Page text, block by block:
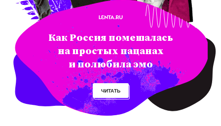
Как Россия помешалась
на простых пацанах
и полюбила эмо
ЧИТАТЬ